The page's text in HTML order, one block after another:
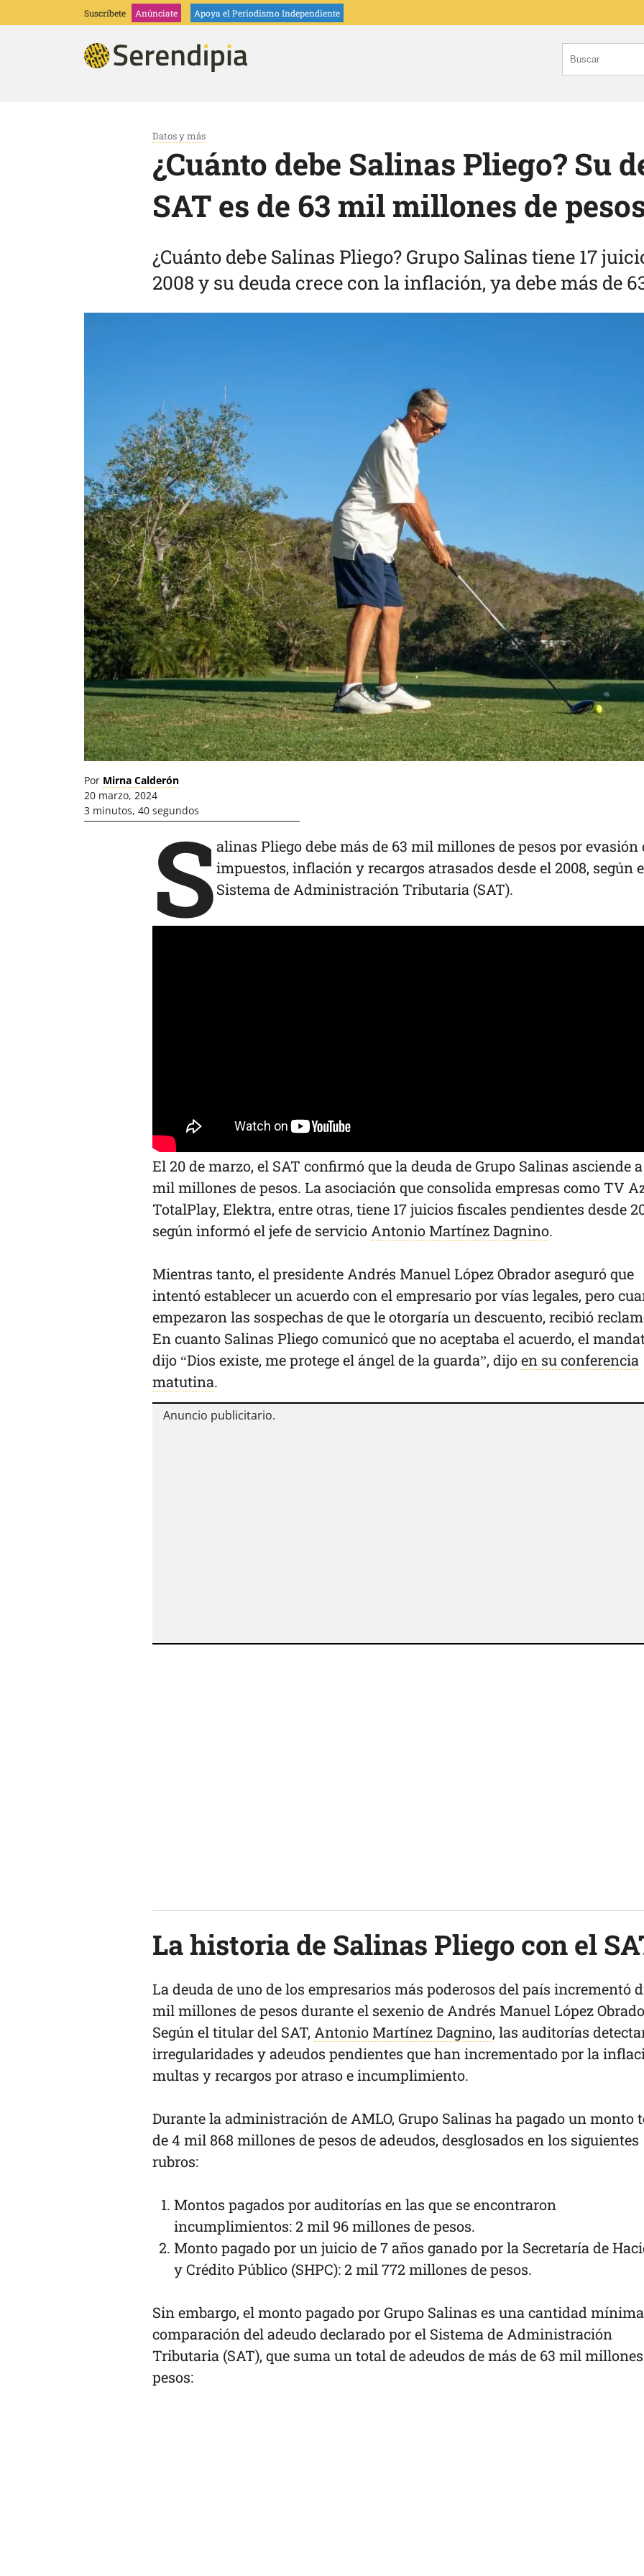
Suscríbete Anúnciate Apoya el Periodismo Independiente
Datos y más
¿Cuánto debe Salinas Pliego? Su
SAT es de 63 mil millones de
¿Cuánto debe Salinas Pliego? Grupo Salinas tiene 17
2008 y su deuda crece con la inflación, ya debe más de
Por Mirna Calderón
20 marzo, 2024
3 minutos, 40 segundos
Salinas Pliego debe más de 63 mil millones de pesos por evasión
impuestos, inflación y recargos atrasados desde el 2008, según
Sistema de Administración Tributaria (SAT).
El 20 de marzo, el SAT confirmó que la deuda de Grupo Salinas asciende
mil millones de pesos. La asociación que consolida empresas como TV
TotalPlay, Elektra, entre otras, tiene 17 juicios fiscales pendientes desde
según informó el jefe de servicio Antonio Martínez Dagnino.
Mientras tanto, el presidente Andrés Manuel López Obrador aseguró que
intentó establecer un acuerdo con el empresario por vías legales, pero
empezaron las sospechas de que le otorgaría un descuento, recibió
En cuanto Salinas Pliego comunicó que no aceptaba el acuerdo, el
dijo “Dios existe, me protege el ángel de la guarda”, dijoen su conferencia
matutina.
La historia de Salinas Pliego con el
La deuda de uno de los empresarios más poderosos del país incrementó
mil millones de pesos durante el sexenio de Andrés Manuel López
Según el titular del SAT, Antonio Martínez Dagnino, las auditorías
irregularidades y adeudos pendientes que han incrementado por la
multas y recargos por atraso e incumplimiento.
Durante la administración de AMLO, Grupo Salinas ha pagado un monto
de 4 mil 868 millones de pesos de adeudos, desglosados en los siguientes
rubros:
Montos pagados por auditorías en las que se encontraron
incumplimientos: 2 mil 96 millones de pesos.
Monto pagado por un juicio de 7 años ganado por la Secretaría de
y Crédito Público (SHPC): 2 mil 772 millones de pesos.
Sin embargo, el monto pagado por Grupo Salinas es una cantidad
comparación del adeudo declarado por el Sistema de Administración
Tributaria (SAT), que suma un total de adeudos de más de 63 mil
pesos: